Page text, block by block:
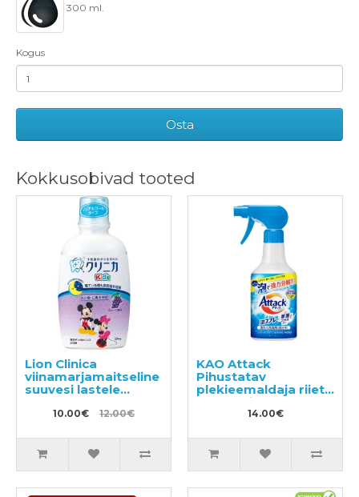
300 ml.
Kogus
Osta
Kokkusobivad tooted
Lion Clinica
viinamarjamaitseline
suuvesi lastele
10.00€ 12.00€
KAO Attack
Pihustatav
plekieemaldaja riiete
töötlemiseks enne
pesemist 300ml
14.00€